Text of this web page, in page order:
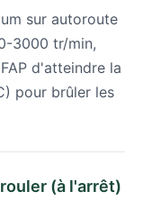
sur autoroute
3000 tr/min,
d'atteindre la
pour brûler les
(à l'arrêt)